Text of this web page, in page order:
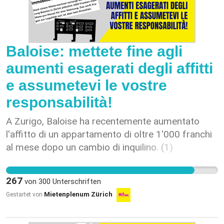
Baloise: mettete fine agli
aumenti esagerati degli affitti
e assumetevi le vostre
responsabilità!
A Zurigo, Baloise ha recentemente aumentato
l'affitto di un appartamento di oltre 1'000 franchi
al mese dopo un cambio di inquilino. (1)
effettuati investimenti e l'ultimo adeguamento del
tasso ipotecario di riferimento non è stato al
rialzo, ma al ribasso. Ciononostante, il gruppo
267 von 300 Unterschriften
Gestartet von Mietenplenum Zürich